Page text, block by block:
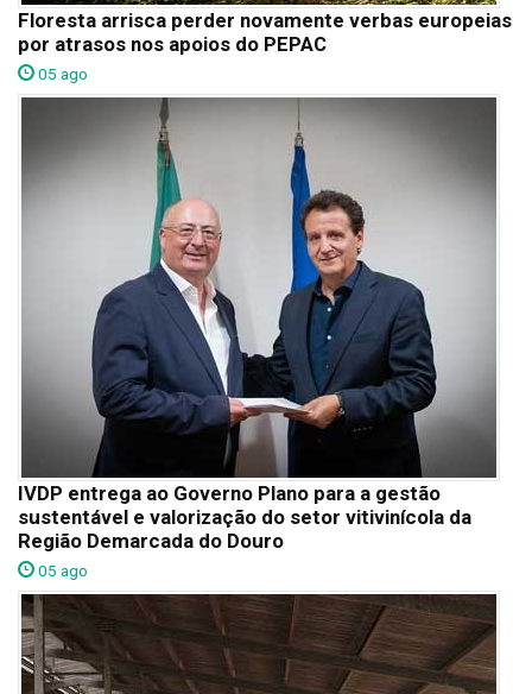
Floresta arrisca perder novamente verbas europeias
por atrasos nos apoios do PEPAC
05 ago
IVDP entrega ao Governo Plano para a gestão
sustentável e valorização do setor vitivinícola da
Região Demarcada do Douro
05 ago